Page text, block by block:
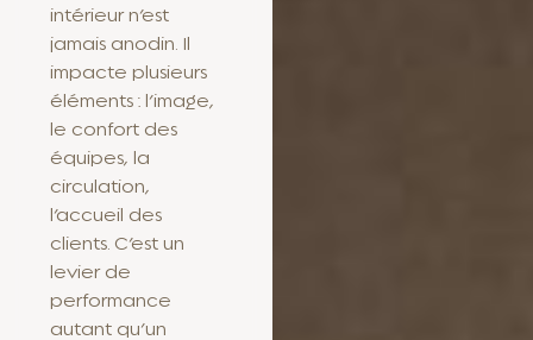
intérieur n’est
jamais anodin. Il
impacte plusieurs
éléments : l’image,
le confort des
équipes, la
circulation,
l’accueil des
clients. C’est un
levier de
performance
autant qu’un